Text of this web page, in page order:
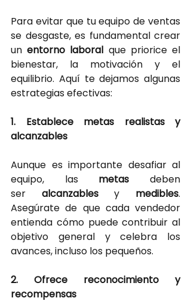
Para evitar que tu equipo de ventas
se desgaste, es fundamental crear
un entorno laboral que priorice el
bienestar, la motivación y el
equilibrio. Aquí te dejamos algunas
estrategias efectivas:
1. Establece metas realistas y
alcanzables
Aunque es importante desafiar al
equipo, las
metas deben
ser
alcanzables y medibles.
Asegúrate de que cada vendedor
entienda cómo puede contribuir al
objetivo general y celebra los
avances, incluso los pequeños.
2. Ofrece reconocimiento y
recompensas